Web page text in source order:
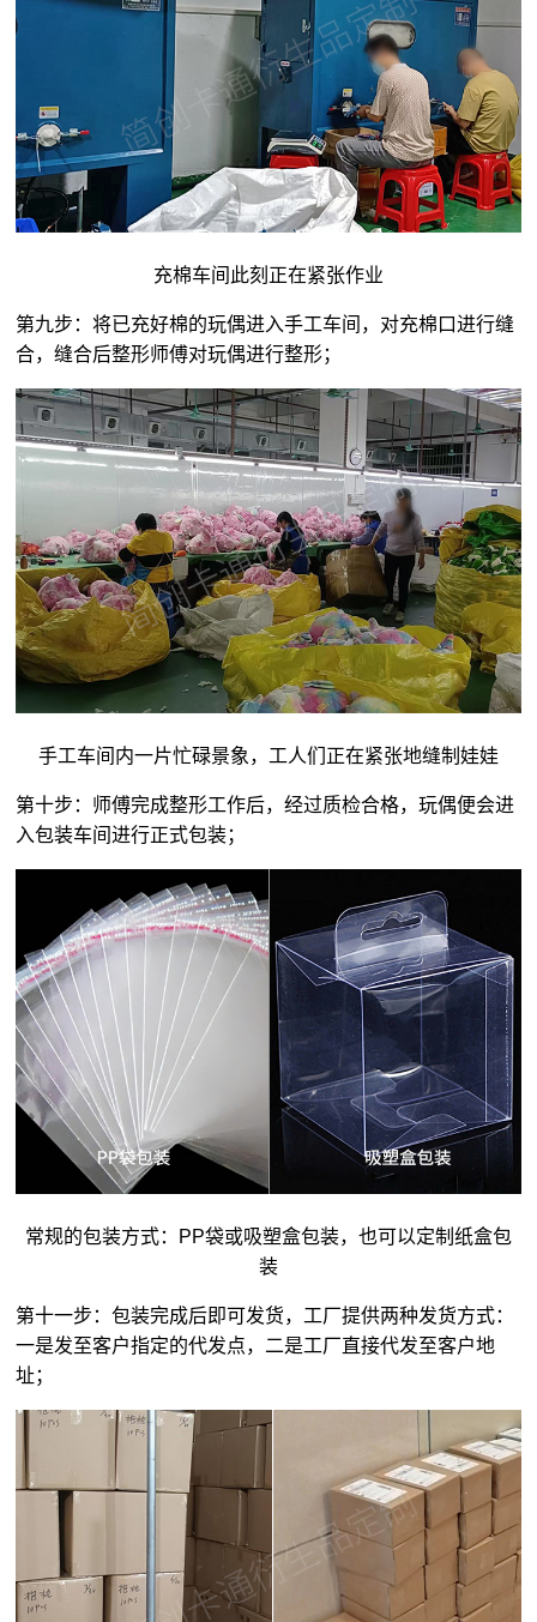
充棉车间此刻正在紧张作业
第九步：将已充好棉的玩偶进入手工车间，对充棉口进行缝
合，缝合后整形师傅对玩偶进行整形；
手工车间内一片忙碌景象，工人们正在紧张地缝制娃娃
第十步：师傅完成整形工作后，经过质检合格，玩偶便会进
入包装车间进行正式包装；
常规的包装方式：PP袋或吸塑盒包装，也可以定制纸盒包
装
第十一步：包装完成后即可发货，工厂提供两种发货方式：
一是发至客户指定的代发点，二是工厂直接代发至客户地
址；